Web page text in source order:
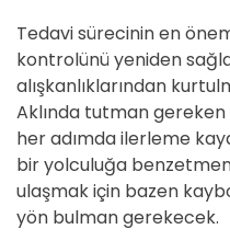
Tedavi sürecinin en
kontrolünü yeniden
alışkanlıklarından
Aklında tutman
her adımda ilerleme
bir yolculuğa
ulaşmak için bazen
yön bulman gerekecek.